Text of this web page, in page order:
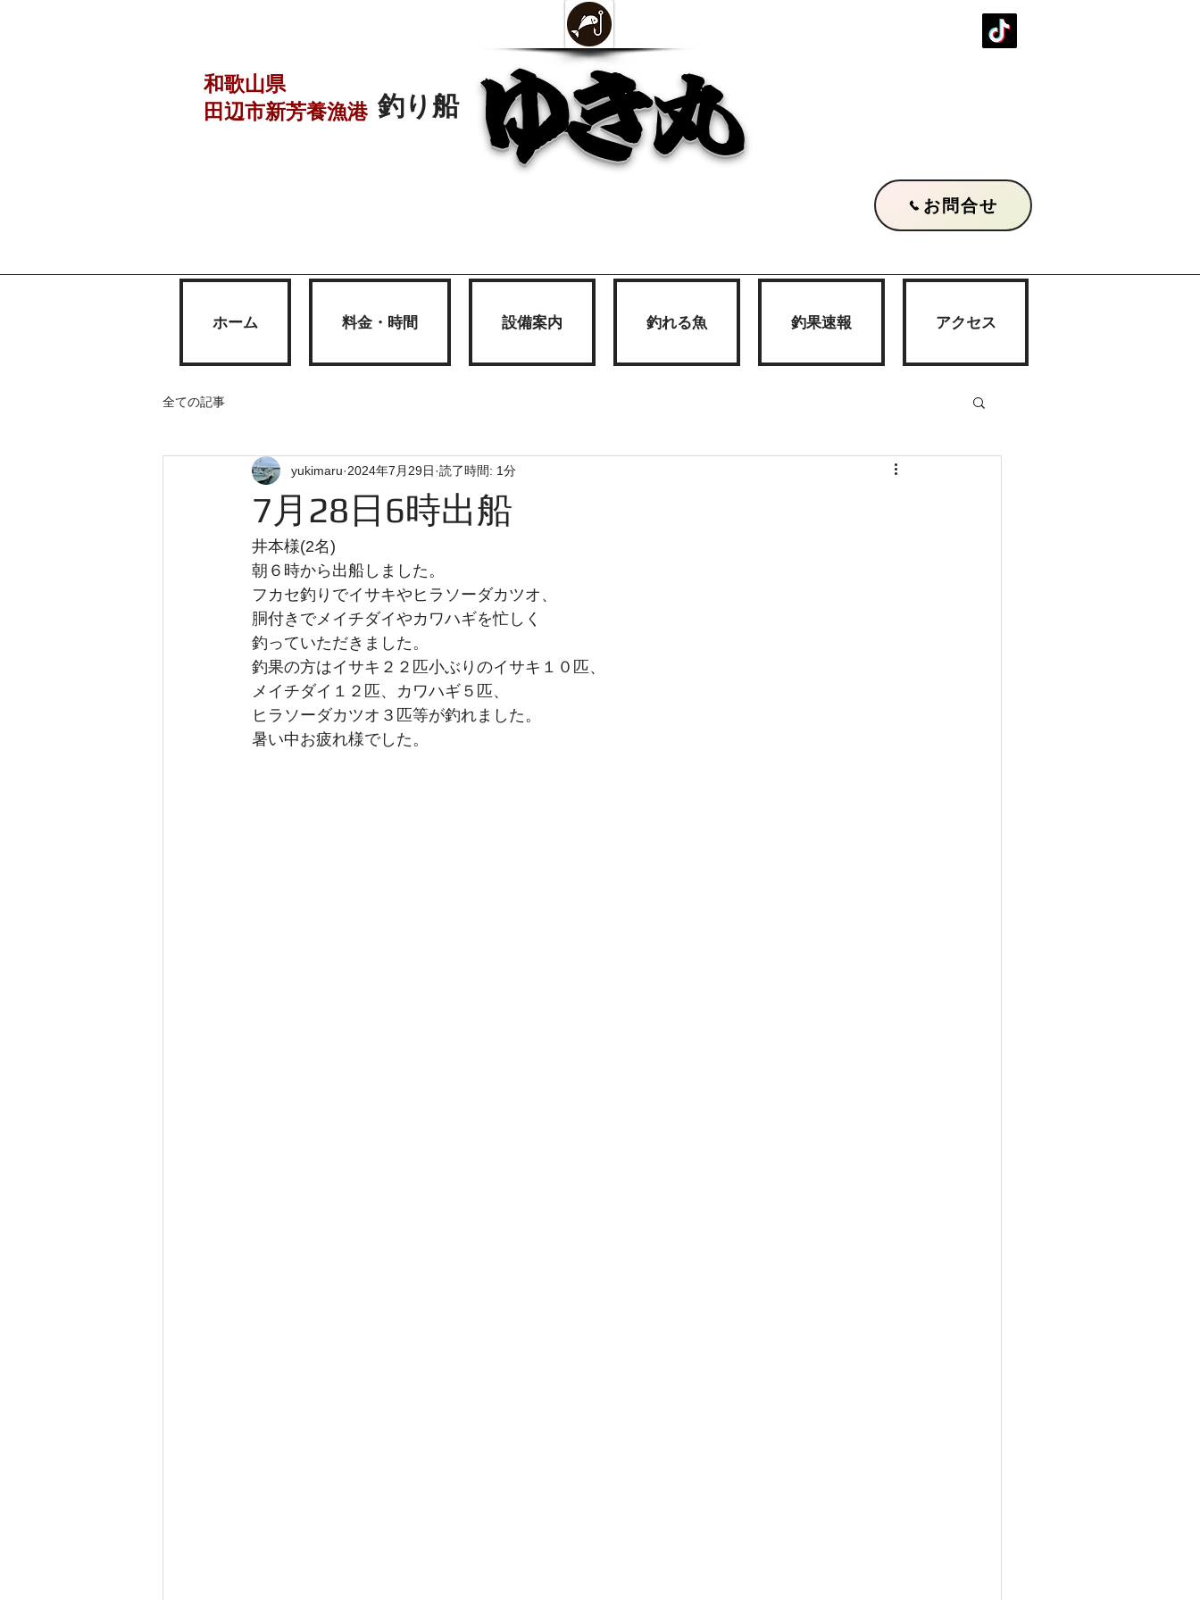
ゆき丸
釣り船
和歌山県
田辺市新芳養漁港
お問合せ
ホーム 料金・時間 設備案内 釣れる魚 釣果速報 アクセス
全ての記事
7月28日6時出船
yukimaru 2024年7月29日 読了時間: 1分
井本様(2名)
朝６時から出船しました。
フカセ釣りでイサキやヒラソーダカツオ、
胴付きでメイチダイやカワハギを忙しく
釣っていただきました。
釣果の方はイサキ２２匹小ぶりのイサキ１０匹、
メイチダイ１２匹、カワハギ５匹、
ヒラソーダカツオ３匹等が釣れました。
暑い中お疲れ様でした。